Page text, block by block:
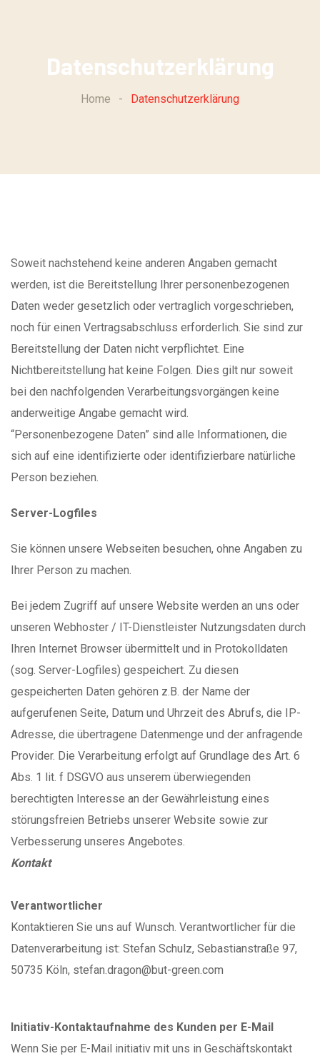
Datenschutzerklärung
Home - Datenschutzerklärung
Soweit nachstehend keine anderen Angaben gemacht
werden, ist die Bereitstellung Ihrer personenbezogenen
Daten weder gesetzlich oder vertraglich vorgeschrieben,
noch für einen Vertragsabschluss erforderlich. Sie sind zur
Bereitstellung der Daten nicht verpflichtet. Eine
Nichtbereitstellung hat keine Folgen. Dies gilt nur soweit
bei den nachfolgenden Verarbeitungsvorgängen keine
anderweitige Angabe gemacht wird.
“Personenbezogene Daten” sind alle Informationen, die
sich auf eine identifizierte oder identifizierbare natürliche
Person beziehen.
Server-Logfiles
Sie können unsere Webseiten besuchen, ohne Angaben zu
Ihrer Person zu machen.
Bei jedem Zugriff auf unsere Website werden an uns oder
unseren Webhoster / IT-Dienstleister Nutzungsdaten durch
Ihren Internet Browser übermittelt und in Protokolldaten
(sog. Server-Logfiles) gespeichert. Zu diesen
gespeicherten Daten gehören z.B. der Name der
aufgerufenen Seite, Datum und Uhrzeit des Abrufs, die IP-
Adresse, die übertragene Datenmenge und der anfragende
Provider. Die Verarbeitung erfolgt auf Grundlage des Art. 6
Abs. 1 lit. f DSGVO aus unserem überwiegenden
berechtigten Interesse an der Gewährleistung eines
störungsfreien Betriebs unserer Website sowie zur
Verbesserung unseres Angebotes.
Kontakt
Verantwortlicher
Kontaktieren Sie uns auf Wunsch. Verantwortlicher für die
Datenverarbeitung ist: Stefan Schulz, Sebastianstraße 97,
50735 Köln, stefan.dragon@but-green.com
Initiativ-Kontaktaufnahme des Kunden per E-Mail
Wenn Sie per E-Mail initiativ mit uns in Geschäftskontakt